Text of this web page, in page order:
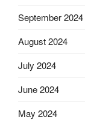
September 2024
August 2024
July 2024
June 2024
May 2024